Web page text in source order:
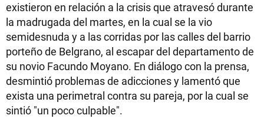
existieron en relación a la crisis que atravesó durante
la madrugada del martes, en la cual se la vio
semidesnuda y a las corridas por las calles del barrio
porteño de Belgrano, al escapar del departamento de
su novio Facundo Moyano. En diálogo con la prensa,
desmintió problemas de adicciones y lamentó que
exista una perimetral contra su pareja, por la cual se
sintió "un poco culpable".